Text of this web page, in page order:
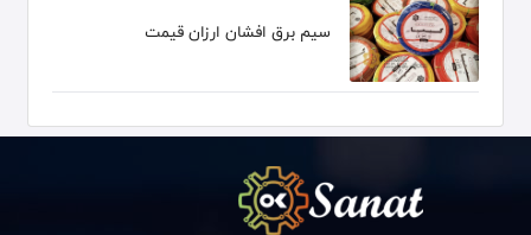
سیم برق افشان ارزان قیمت